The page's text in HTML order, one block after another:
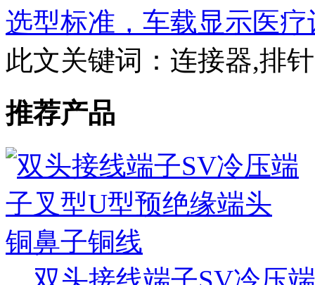
选型标准，车载显示医
此文关键词： 连接器,排
推荐产品